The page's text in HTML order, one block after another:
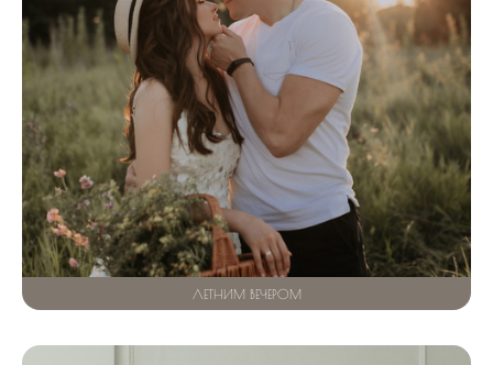
ЛЕТНИМ ВЕЧЕРОМ